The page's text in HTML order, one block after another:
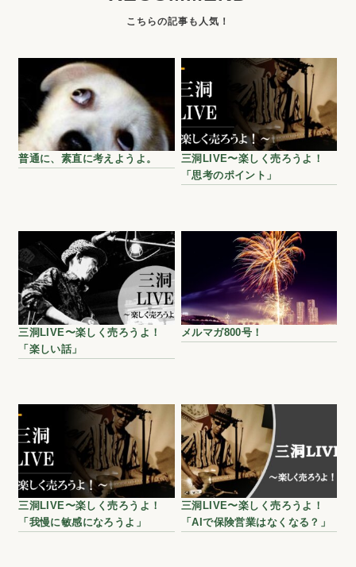
普通に、素直に考えようよ。
三洞LIVE〜楽しく売ろうよ！
「思考のポイント」
三洞LIVE〜楽しく売ろうよ！
「楽しい話」
メルマガ800号！
三洞LIVE〜楽しく売ろうよ！
「我慢に敏感になろうよ」
三洞LIVE〜楽しく売ろうよ！
「AIで保険営業はなくなる？」